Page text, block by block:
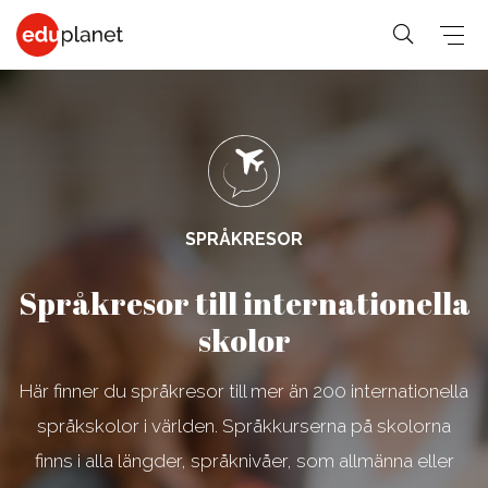
Human
Resources
Design, Art,
Architecture
Graphic
Medicin,
PreMed
Psychology,
Social
Science,
Education,
SPRÅKRESOR
Allmänna &
Språkresor
för 30+
för 50+
Språkkurser
för arbetet
PreMed-kurs
sitter du
med din
lärare och
klass online.
SPRÅKRESOR
Språkresor till internationella
skolor
Här finner du språkresor till mer än 200 internationella
språkskolor i världen. Språkkurserna på skolorna
finns i alla längder, språknivåer, som allmänna eller